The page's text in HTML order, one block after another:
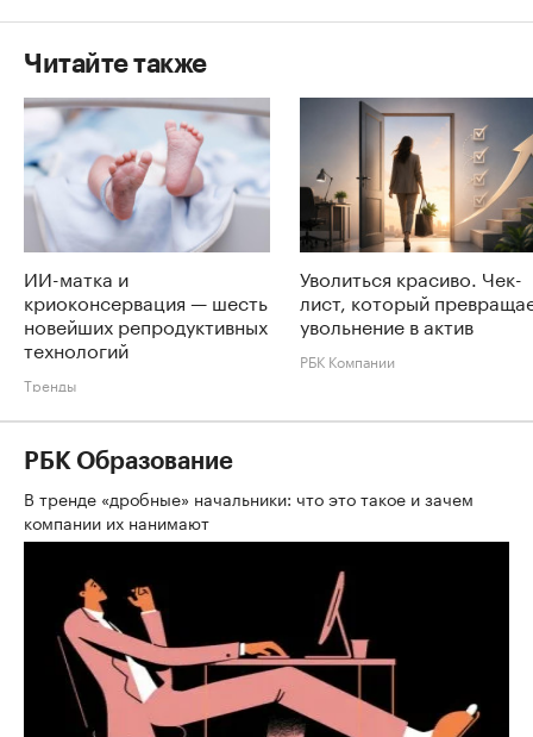
Читайте также
ИИ-матка и
криоконсервация — шесть
новейших репродуктивных
технологий
Тренды
Уволиться красиво. Чек-
лист, который
увольнение в актив
РБК Компании
РБК Образование
В тренде «дробные» начальники: что это такое и зачем
компании их нанимают